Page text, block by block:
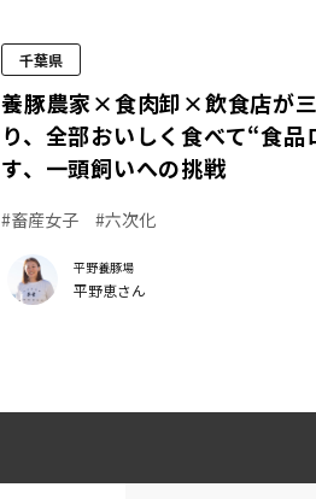
千葉県
養豚農家×食肉卸×飲食店が
り、全部おいしく食べて“食品
す、一頭飼いへの挑戦
#畜産女子 #六次化
平野養豚場
平野恵さん